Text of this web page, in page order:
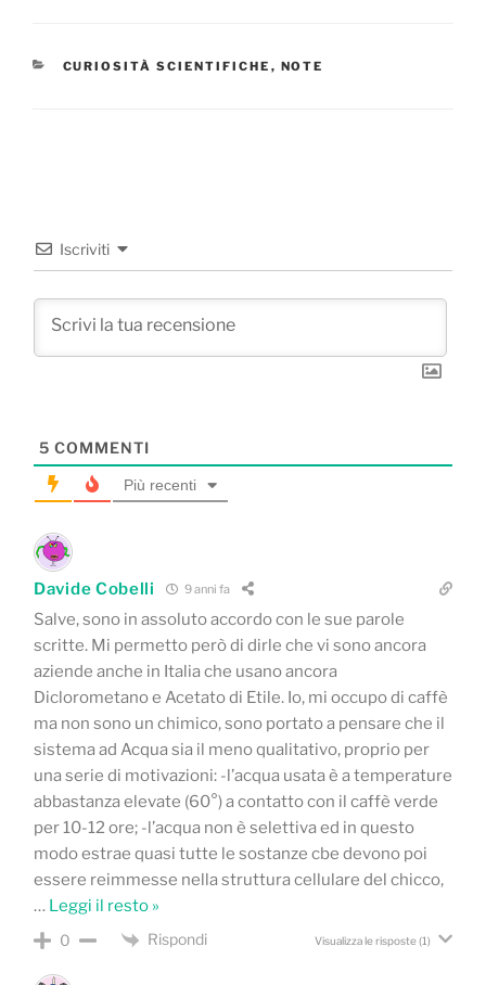
CATEGORIE
CURIOSITÀ SCIENTIFICHE , NOTE
Iscriviti
5 COMMENTI
Più recenti
Davide Cobelli 9 anni fa
Salve, sono in assoluto accordo con le sue parole
scritte. Mi permetto però di dirle che vi sono ancora
aziende anche in Italia che usano ancora
Diclorometano e Acetato di Etile. Io, mi occupo di caffè
ma non sono un chimico, sono portato a pensare che il
sistema ad Acqua sia il meno qualitativo, proprio per
una serie di motivazioni: -l’acqua usata è a temperature
abbastanza elevate (60°) a contatto con il caffè verde
per 10-12 ore; -l’acqua non è selettiva ed in questo
modo estrae quasi tutte le sostanze cbe devono poi
essere reimmesse nella struttura cellulare del chicco,
… Leggi il resto »
0 Rispondi Visualizza le risposte(1)